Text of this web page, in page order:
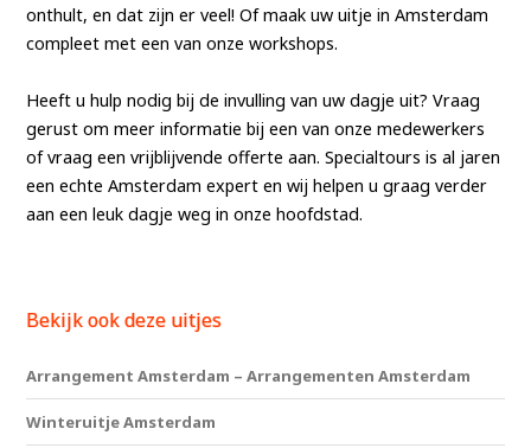
onthult, en dat zijn er veel! Of maak uw uitje in Amsterdam
compleet met een van onze workshops.
Heeft u hulp nodig bij de invulling van uw dagje uit? Vraag
gerust om meer informatie bij een van onze medewerkers
of vraag een vrijblijvende offerte aan. Specialtours is al jaren
een echte Amsterdam expert en wij helpen u graag verder
aan een leuk dagje weg in onze hoofdstad.
Bekijk ook deze uitjes
Arrangement Amsterdam – Arrangementen Amsterdam
Winteruitje Amsterdam